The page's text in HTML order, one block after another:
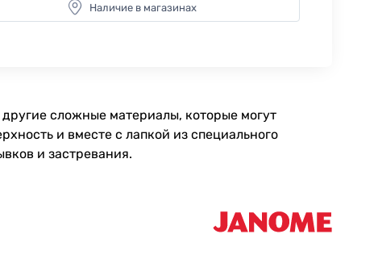
Наличие в магазинах
сложные материалы, которые могут
и вместе с лапкой из специального
и застревания.